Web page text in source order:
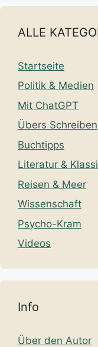
ALLE
Startseite
Politik & Medien
Mit ChatGPT
Übers Schreiben
Buchtipps
Literatur &
Reisen & Meer
Wissenschaft
Psycho-Kram
Videos
Info
Über den Autor